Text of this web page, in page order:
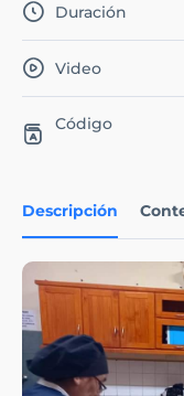
Descripción
Duración
Video
Código